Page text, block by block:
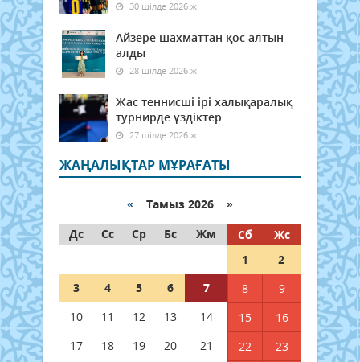
30 шілде 2026 ж.
Айзере шахматтан қос алтын
алды
28 шілде 2026 ж.
Жас теннисші ірі халықаралық
турнирде үздіктер
27 шілде 2026 ж.
ЖАҢАЛЫҚТАР МҰРАҒАТЫ
« Тамыз 2026 »
Дс
Сс Ср Бс Жм Сб
Жс
1
2
3
4 5 6 7 8
9
10
11 12 13 14 15
16
17
18 19 20 21 22 23